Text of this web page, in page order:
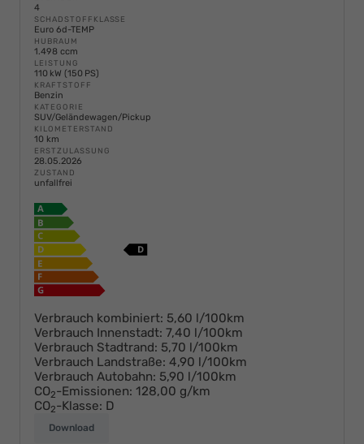
4
SCHADSTOFFKLASSE
Euro 6d-TEMP
HUBRAUM
1.498 ccm
LEISTUNG
110 kW (150 PS)
KRAFTSTOFF
Benzin
KATEGORIE
SUV/Geländewagen/Pickup
KILOMETERSTAND
10 km
ERSTZULASSUNG
28.05.2026
ZUSTAND
unfallfrei
Verbrauch kombiniert: 5,60 l/100km
Verbrauch Innenstadt: 7,40 l/100km
Verbrauch Stadtrand: 5,70 l/100km
Verbrauch Landstraße: 4,90 l/100km
Verbrauch Autobahn: 5,90 l/100km
CO2-Emissionen: 128,00 g/km
CO2-Klasse: D
Download